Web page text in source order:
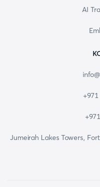
AI
Jumeirah Lakes Towers,